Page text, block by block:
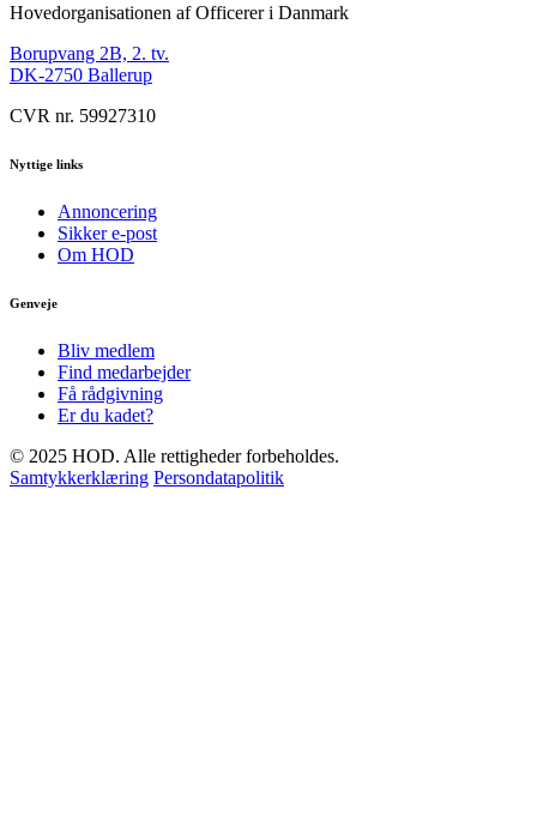
Hovedorganisationen af Officerer i Danmark
Borupvang 2B, 2. tv.
DK-2750 Ballerup
CVR nr. 59927310
Nyttige links
Annoncering
Sikker e-post
Om HOD
Genveje
Bliv medlem
Find medarbejder
Få rådgivning
Er du kadet?
© 2025 HOD. Alle rettigheder forbeholdes.
Samtykkerklæring Persondatapolitik